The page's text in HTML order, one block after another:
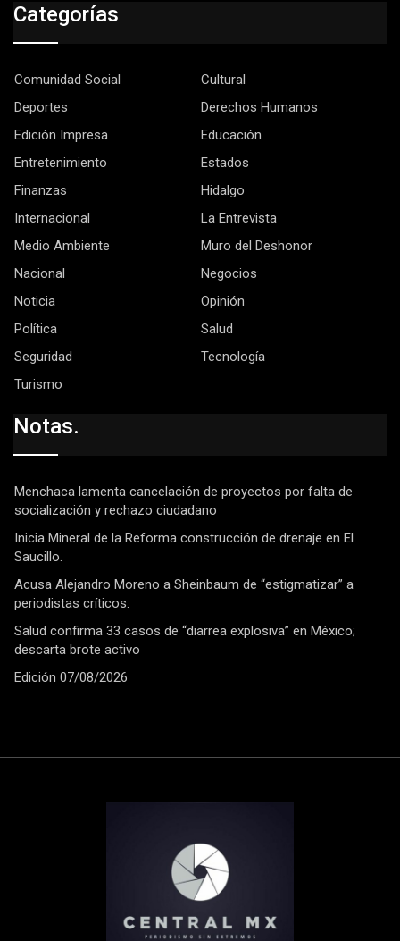
Categorías
Comunidad Social
Cultural
Deportes
Derechos Humanos
Edición Impresa
Educación
Entretenimiento
Estados
Finanzas
Hidalgo
Internacional
La Entrevista
Medio Ambiente
Muro del Deshonor
Nacional
Negocios
Noticia
Opinión
Política
Salud
Seguridad
Tecnología
Turismo
Notas.
Menchaca lamenta cancelación de proyectos por falta de
socialización y rechazo ciudadano
Inicia Mineral de la Reforma construcción de drenaje en El
Saucillo.
Acusa Alejandro Moreno a Sheinbaum de “estigmatizar” a
periodistas críticos.
Salud confirma 33 casos de “diarrea explosiva” en México;
descarta brote activo
Edición 07/08/2026